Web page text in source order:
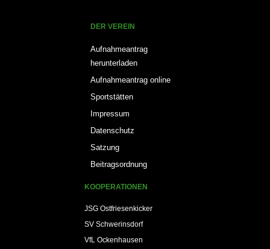
DER VEREIN
Aufnahmeantrag
herunterladen
Aufnahmeantrag online
Sportstätten
Impressum
Datenschutz
Satzung
Beitragsordnung
KOOPERATIONEN
JSG Ostfriesenkicker
SV Schwerinsdorf
VfL Ockenhausen